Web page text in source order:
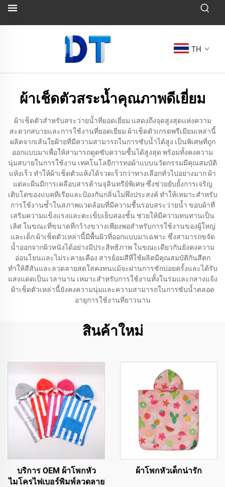
TH
ผ้าเช็ดตัวสระน้ำคุณภาพดีเยี่ยม
ผ้าเช็ดตัวสำหรับสระว่ายน้ำที่ยอดเยี่ยม แสดงถึงจุดสูงสุดแห่งความ
สะดวกสบายและการใช้งานที่ยอดเยี่ยม ผ้าเช็ดตัวเกรดพรีเมียมเหล่านี้
ผลิตจากเส้นใยฝ้ายที่มีความสามารถในการซับน้ำได้สูง เป็นพิเศษที่ถูก
ออกแบบมาเพื่อให้สามารถดูดซับความชื้นได้สูงสุด พร้อมทั้งคงความ
นุ่มสบายในการใช้งาน เทคโนโลยีการทอผ้าแบบนวัตกรรมมีคุณสมบัติ
แห้งเร็ว ทำให้ผ้าเช็ดตัวแห้งได้รวดเร็วกว่าทางเลือกทั่วไปอย่างมาก ผ้า
แต่ละผืนมีการเคลือบสารต้านจุลินทรีย์พิเศษ ซึ่งช่วยยับยั้งการเจริญ
เติบโตของแบคทีเรียและป้องกันกลิ่นไม่พึงประสงค์ ทำให้เหมาะสำหรับ
การใช้งานซ้ำในสภาพแวดล้อมที่มีความชื้นรอบสระว่ายน้ำ ขอบผ้าที่
เสริมความแข็งแรงและตะเข็บเย็บสองชั้น ช่วยให้มีความทนทานเป็น
เลิศ ในขณะที่ขนาดที่กว้างขวางเพียงพอสำหรับการใช้งานของผู้ใหญ่
และเด็ก ผ้าเช็ดตัวเหล่านี้มีพื้นผิวที่ออกแบบมาเฉพาะ ซึ่งสามารถขจัด
น้ำออกจากผิวหนังได้อย่างมีประสิทธิภาพ ในขณะเดียวกันยังคงความ
อ่อนโยนและไม่ระคายเคือง สารย้อมสีที่ใช้ผลิตมีคุณสมบัติกันสีตก
ทำให้สีสันและลวดลายสดใสคงทนแม้จะผ่านการซักบ่อยครั้งและได้รับ
แสงแดดเป็นเวลานาน เหมาะสำหรับการใช้งานทั้งในร่มและกลางแจ้ง
ผ้าเช็ดตัวเหล่านี้ยังคงความนุ่มและความสามารถในการซับน้ำตลอด
อายุการใช้งานที่ยาวนาน
สินค้าใหม่
บริการ OEM ผ้าโพกหัว
ไมโครไฟเบอร์พิมพ์ลวดลาย
ผ้าโพกหัวเด็กน่ารัก